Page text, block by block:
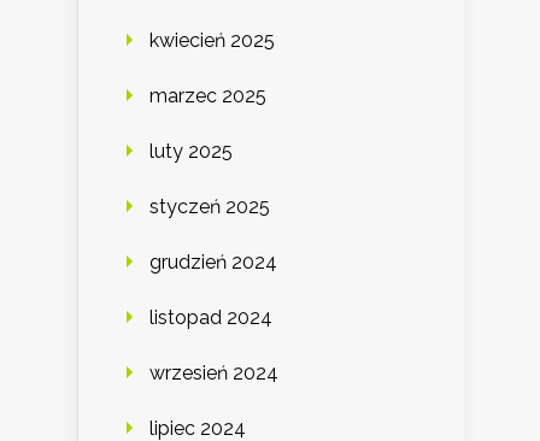
kwiecień 2025
marzec 2025
luty 2025
styczeń 2025
grudzień 2024
listopad 2024
wrzesień 2024
lipiec 2024